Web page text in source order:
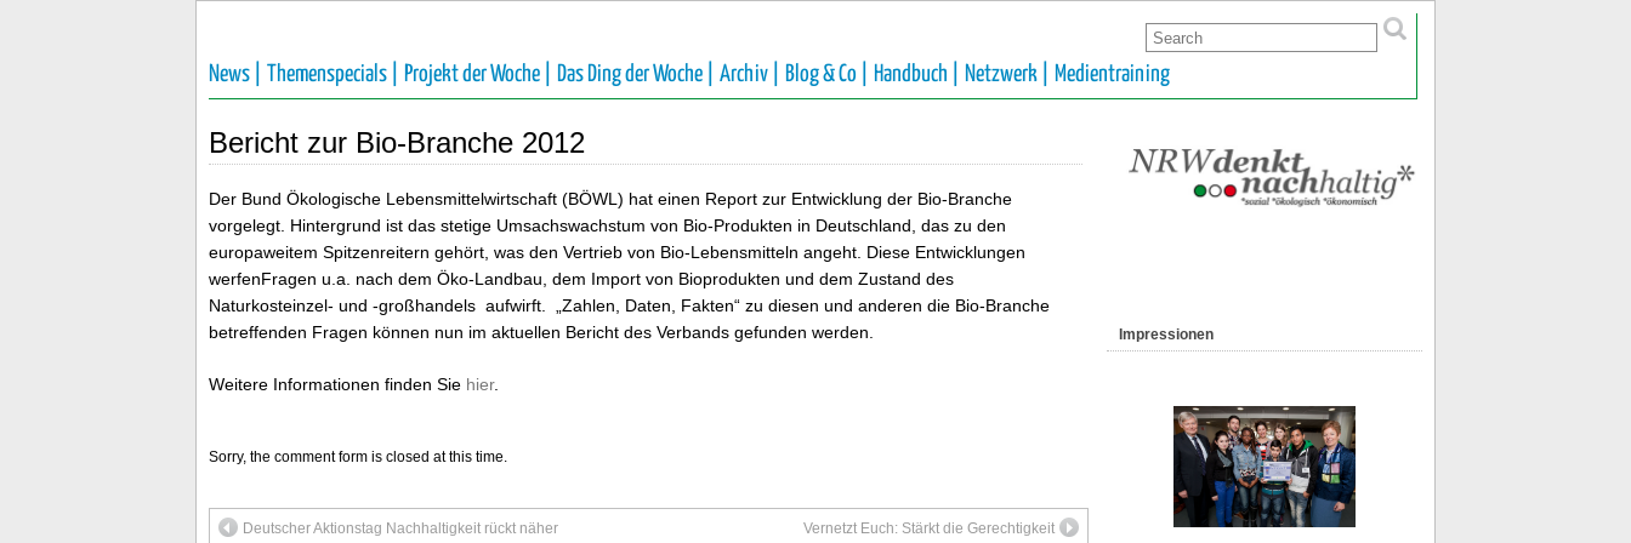
News | Themenspecials | Projekt der Woche | Das Ding der Woche | Archiv | Blog & Co | Handbuch | Netzwerk | Medientraining
Bericht zur Bio-Branche 2012
Der Bund Ökologische Lebensmittelwirtschaft (BÖWL) hat einen Report zur Entwicklung der Bio-Branche
vorgelegt. Hintergrund ist das stetige Umsachswachstum von Bio-Produkten in Deutschland, das zu den
europaweitem Spitzenreitern gehört, was den Vertrieb von Bio-Lebensmitteln angeht. Diese Entwicklungen
werfenFragen u.a. nach dem Öko-Landbau, dem Import von Bioprodukten und dem Zustand des
Naturkosteinzel- und -großhandels aufwirft. „Zahlen, Daten, Fakten“ zu diesen und anderen die Bio-Branche
betreffenden Fragen können nun im aktuellen Bericht des Verbands gefunden werden.
Weitere Informationen finden Sie hier.
Sorry, the comment form is closed at this time.
Deutscher Aktionstag Nachhaltigkeit rückt näher Vernetzt Euch: Stärkt die Gerechtigkeit
Impressionen